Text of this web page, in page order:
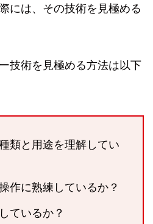
には、その技術を見極める
技術を見極める方法は以下
類と用途を理解してい
作に熟練しているか？
ているか？